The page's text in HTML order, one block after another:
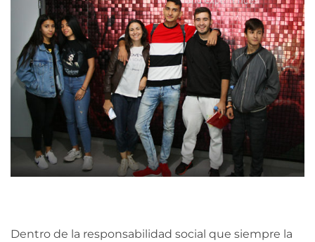
Dentro de la responsabilidad social que siempre la